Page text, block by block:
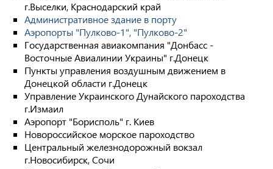
г.Выселки, Краснодарский край
Административное здание в порту
Аэропорты "Пулково-1", "Пулково-2"
Государственная авиакомпания "Донбасс -
Восточные Авиалинии Украины" г.Донецк
Пункты управления воздушным движением в
Донецкой области г.Донецк
Управление Украинского Дунайского пароходства
г.Измаил
Аэропорт "Борисполь" г. Киев
Новороссийское морское пароходство
Центральный железнодорожный вокзал
г.Новосибирск, Сочи